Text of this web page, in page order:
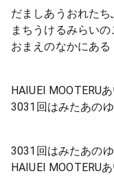
だましあうおれたち
まちうけるみらいの
おまえのなかにある
HAIUEI MOOTERU
3031回はみたあの
3031回はみたあの
HAIUEI MOOTERU